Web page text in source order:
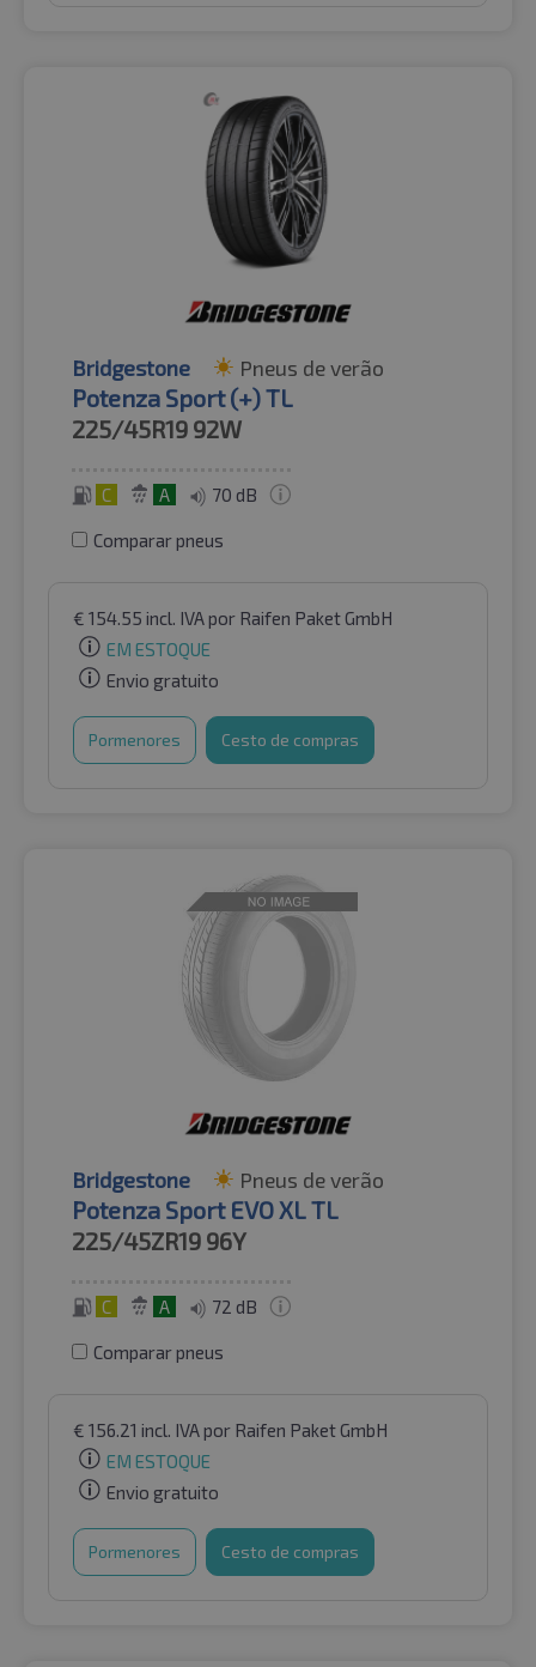
Bridgestone Pneus de verão
Potenza Sport (+) TL
225/45R19 92W
C A 70 dB
Comparar pneus
€ 154.55 incl. IVApor Raifen Paket GmbH
EM ESTOQUE
Envio gratuito
Pormenores Cesto de compras
Bridgestone Pneus de verão
Potenza Sport EVO XL TL
225/45ZR19 96Y
C A 72 dB
Comparar pneus
€ 156.21 incl. IVApor Raifen Paket GmbH
EM ESTOQUE
Envio gratuito
Pormenores Cesto de compras